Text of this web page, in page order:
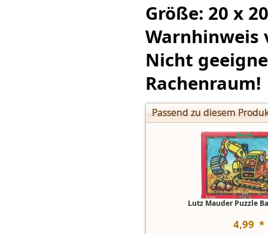
Größe: 20 x
Warnhinweis
Nicht
Rachenraum!
Passend zu diesem
Lutz Mauder Puzzle
4,99 *